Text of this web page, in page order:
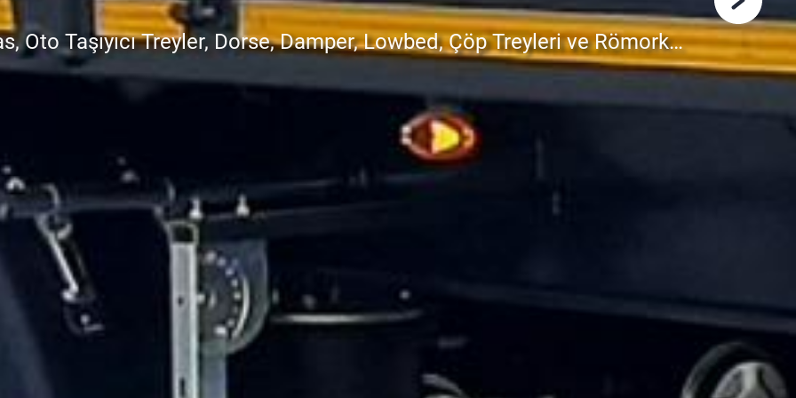
Oto Taşıyıcı Treyler, Dorse, Damper, Lowbed, Çöp Treyleri ve Römork